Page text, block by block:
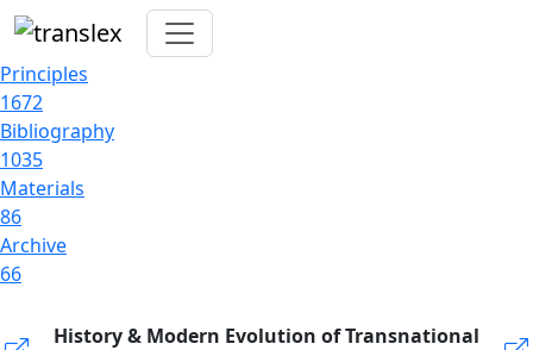
Principles
1672
Bibliography
1035
Materials
86
Archive
66
History & Modern Evolution of Transnational